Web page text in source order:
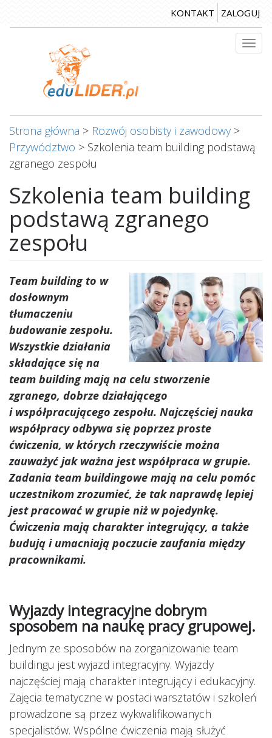
do
KONTAKT ZALOGUJ
Strona główna > Rozwój osobisty i zawodowy >
Przywództwo > Szkolenia team building podstawą
zgranego zespołu
Szkolenia team building
podstawą zgranego
zespołu
Team building to w
dosłownym
tłumaczeniu
budowanie zespołu.
Wszystkie działania
składające się na
team building mają na celu stworzenie
zgranego, dobrze działającego
i współpracującego zespołu. Najczęściej nauka
współpracy odbywa się poprzez proste
ćwiczenia, w których rzeczywiście można
zauważyć jak ważna jest współpraca w grupie.
Zadania team buildingowe mają na celu pomóc
uczestnikom zrozumieć, że tak naprawdę lepiej
jest pracować w grupie niż w pojedynkę.
Ćwiczenia mają charakter integrujący, a także
budują i umacniają poczucie zaufania między
pracownikami.
Wyjazdy integracyjne dobrym
sposobem na naukę pracy grupowej.
Jednym ze sposobów na zorganizowanie team
buildingu jest wyjazd integracyjny. Wyjazdy
najczęściej mają charakter integrujący i edukacyjny.
Zajęcia tematyczne w postaci warsztatów i szkoleń
prowadzone są przez wykwalifikowanych
specjalistów. Wspólne ćwiczenia mają służyć